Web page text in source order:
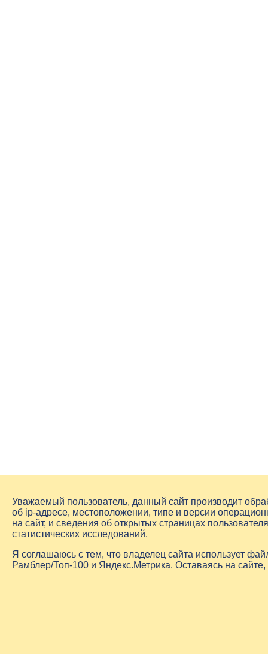
Уважаемый пользователь, данный сайт производит
об ip-адресе, местоположении, типе и версии
на сайт, и сведения об открытых страницах
статистических исследований.
Я соглашаюсь с тем, что владелец сайта использует
Рамблер/Топ-100 и Яндекс.Метрика. Оставаясь на